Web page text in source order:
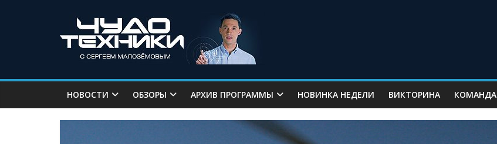
НОВОСТИ ОБЗОРЫ АРХИВ ПРОГРАММЫ НОВИНКА НЕДЕЛИ ВИКТОРИНА КОМАНДА